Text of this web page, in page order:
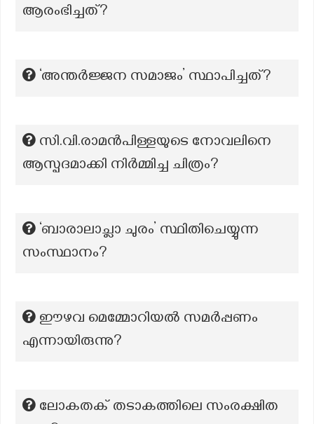
ആരംഭിച്ചത്?
‘അന്തർജ്ജന സമാജം’ സ്ഥാപിച്ചത്?
സി.വി.രാമന്‍പിള്ളയുടെ നോവലിനെ
ആസ്പദമാക്കി നിര്‍മ്മിച്ച ചിത്രം?
‘ബാരാലാച്ലാ ചുരം’ സ്ഥിതിചെയ്യുന്ന
സംസ്ഥാനം?
ഈഴവ മെമ്മോറിയൽ സമർപ്പണം
എന്നായിരുന്നു?
ലോകതക് തടാകത്തിലെ സംരക്ഷിത